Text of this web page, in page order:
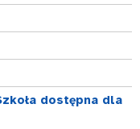
dostępna dla